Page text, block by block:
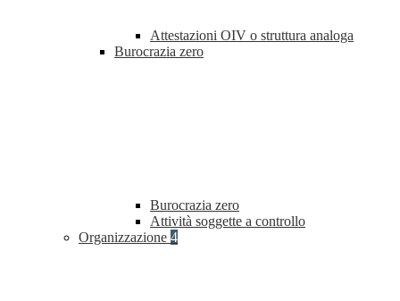
Attestazioni OIV o struttura analoga
Burocrazia zero
Burocrazia zero
Attività soggette a controllo
Organizzazione 4